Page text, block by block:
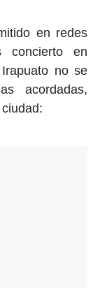
en redes
concierto en
no se
acordadas,